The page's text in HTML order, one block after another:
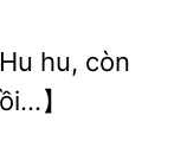
hu,
】